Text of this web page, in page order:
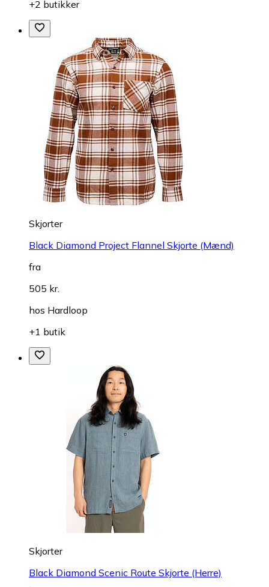
+2 butikker
Skjorter
Black Diamond Project Flannel Skjorte (Mænd)
fra
505 kr.
hos Hardloop
+1 butik
Skjorter
Black Diamond Scenic Route Skjorte (Herre)